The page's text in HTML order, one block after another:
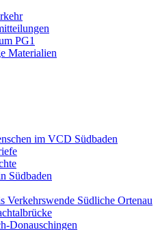
PG1
Materialien
im VCD Südbaden
Südbaden
Verkehrswende Südliche Ortenau
Donauschingen